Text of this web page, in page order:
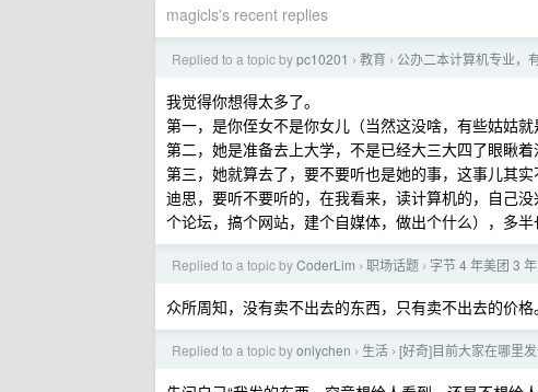
magicls's recent replies
Replied to a topic bypc10201 › 教育 › 公办二本计算机专业，
我觉得你想得太多了。
第一，是你侄女不是你女儿（当然这没啥，有些姑姑就
第二，她是准备去上大学，不是已经大三大四了眼瞅着
第三，她就算去了，要不要听也是她的事，这事儿其实
迪思，要听不要听的，在我看来，读计算机的，自己
个论坛，搞个网站，建个自媒体，做出个什么），多半
Replied to a topic byCoderLim › 职场话题 › 字节 4 年美团 3
众所周知，没有卖不出去的东西，只有卖不出去的价格。
Replied to a topic byonlychen › 生活 › [好奇]目前大家在哪里